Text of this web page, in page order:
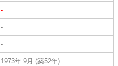
-
-
-
1973年 9月 (築52年)